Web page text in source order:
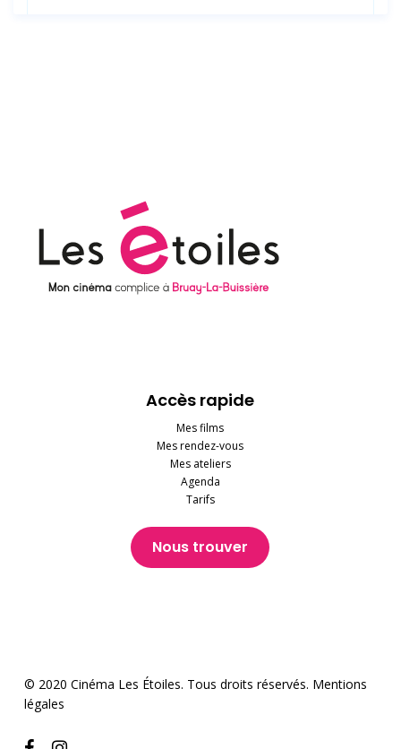
Accès rapide
Mes films
Mes rendez-vous
Mes ateliers
Agenda
Tarifs
Nous trouver
© 2020 Cinéma Les Étoiles. Tous droits réservés. Mentions
légales
facebookinstagram